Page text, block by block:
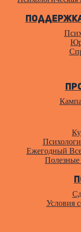
Ежегодный
Полезные
Условия